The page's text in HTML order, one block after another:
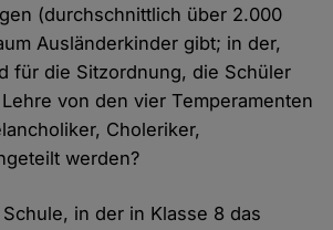
(durchschnittlich über 2.000
Ausländerkinder gibt; in der,
für die Sitzordnung, die Schüler
von den vier Temperamenten
Choleriker,
werden?
in der in Klasse 8 das